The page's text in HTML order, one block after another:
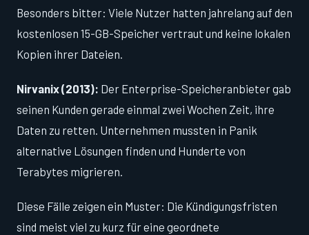
Besonders bitter: Viele Nutzer hatten jahrelang auf den
kostenlosen 15-GB-Speicher vertraut und keine lokalen
Kopien ihrer Dateien.
Nirvanix (2013): Der Enterprise-Speicheranbieter gab
seinen Kunden gerade einmal zwei Wochen Zeit, ihre
Daten zu retten. Unternehmen mussten in Panik
alternative Lösungen finden und Hunderte von
Terabytes migrieren.
Diese Fälle zeigen ein Muster: Die Kündigungsfristen
sind meist viel zu kurz für eine geordnete